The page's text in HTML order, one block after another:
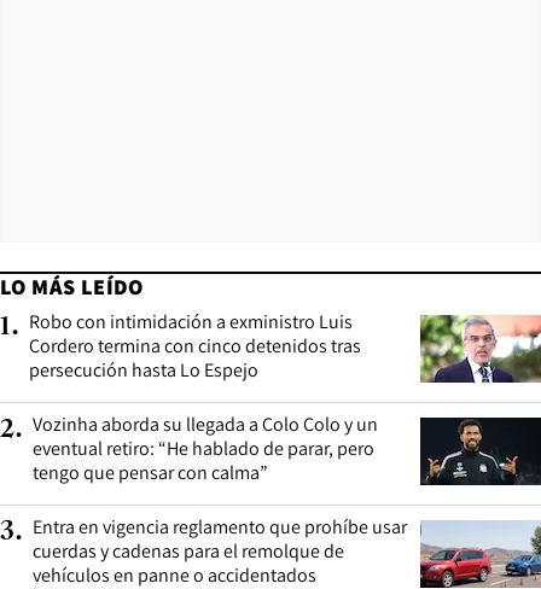
LO MÁS LEÍDO
1. Robo con intimidación a exministro Luis
Cordero termina con cinco detenidos tras
persecución hasta Lo Espejo
2. Vozinha aborda su llegada a Colo Colo y un
eventual retiro: “He hablado de parar, pero
tengo que pensar con calma”
3. Entra en vigencia reglamento que prohíbe usar
cuerdas y cadenas para el remolque de
vehículos en panne o accidentados